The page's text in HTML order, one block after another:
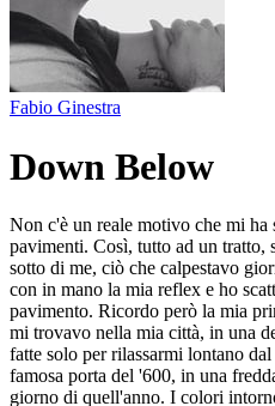
Fabio Ginestra
Down Below
Non c'è un reale motivo che mi ha
pavimenti. Così, tutto ad un tratto,
sotto di me, ciò che calpestavo
con in mano la mia reflex e ho
pavimento. Ricordo però la mia
mi trovavo nella mia città, in una
fatte solo per rilassarmi lontano
famosa porta del '600, in una
giorno di quell'anno. I colori